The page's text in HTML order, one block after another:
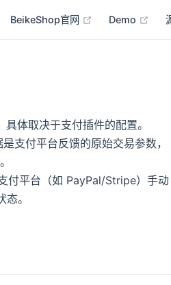
BeikeShop官网 (opens new
Demo
具体取决于支付插件的配置。
支付平台反馈的原始交易参数，
付平台（如 PayPal/Stripe）手动
。